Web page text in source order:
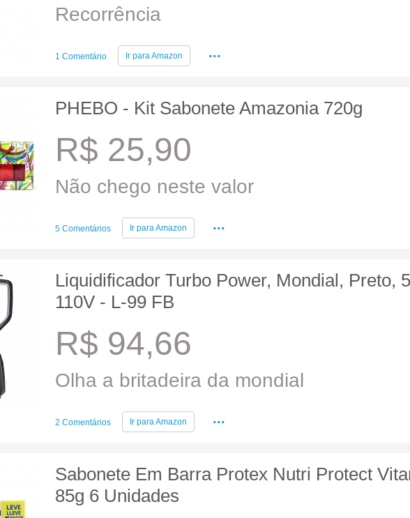
Recorrência
1 Comentário Ir paraAmazon ...
PHEBO - Kit Sabonete Amazonia 720g
R$ 25,90
Não chego neste valor
5 Comentários Ir paraAmazon ...
Liquidificador Turbo Power, Mondial, Preto,
110V - L-99 FB
R$ 94,66
Olha a britadeira da mondial
2 Comentários Ir paraAmazon ...
Sabonete Em Barra Protex Nutri Protect
85g 6 Unidades